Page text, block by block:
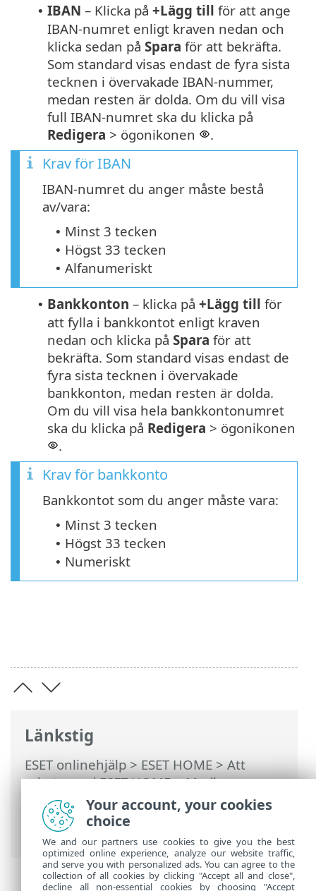
Länkstig
ESET onlinehjälp > ESET HOME > Att
arbeta med ESET HOME>Medlemmar>
ESET-funktioner som har tilldelats
medlemmen>ESET Identitetsskydd
Övervakad information
• IBAN – Klicka på +Lägg till för att ange
IBAN-numret enligt kraven nedan och
klicka sedan på Spara för att bekräfta.
Som standard visas endast de fyra sista
tecknen i övervakade IBAN-nummer,
medan resten är dolda. Om du vill visa
full IBAN-numret ska du klicka på
Redigera > ögonikonen .
Krav för IBAN
IBAN-numret du anger måste bestå
av/vara:
• Minst 3 tecken
• Högst 33 tecken
• Alfanumeriskt
• Bankkonton – klicka på +Lägg till för
att fylla i bankkontot enligt kraven
nedan och klicka på Spara för att
bekräfta. Som standard visas endast de
fyra sista tecknen i övervakade
bankkonton, medan resten är dolda.
Om du vill visa hela bankkontonumret
ska du klicka på Redigera > ögonikonen
.
Krav för bankkonto
Bankkontot som du anger måste vara:
• Minst 3 tecken
• Högst 33 tecken
• Numeriskt
Your account, your cookies
choice
We and our partners use cookies to give you the best
optimized online experience, analyze our website traffic,
and serve you with personalized ads. You can agree to the
collection of all cookies by clicking "Accept all and close",
decline all non-essential cookies by choosing "Accept